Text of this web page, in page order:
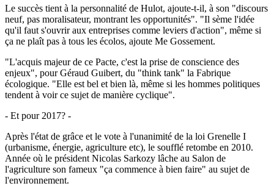
Le succès tient à la personnalité de Hulot, ajoute-t-il, à son "discours
neuf, pas moralisateur, montrant les opportunités". "Il sème l'idée
qu'il faut s'ouvrir aux entreprises comme leviers d'action", même si
ça ne plaît pas à tous les écolos, ajoute Me Gossement.
"L'acquis majeur de ce Pacte, c'est la prise de conscience des
enjeux", pour Géraud Guibert, du "think tank" la Fabrique
écologique. "Elle est bel et bien là, même si les hommes politiques
tendent à voir ce sujet de manière cyclique".
- Et pour 2017? -
Après l'état de grâce et le vote à l'unanimité de la loi Grenelle I
(urbanisme, énergie, agriculture etc), le soufflé retombe en 2010.
Année où le président Nicolas Sarkozy lâche au Salon de
l'agriculture son fameux "ça commence à bien faire" au sujet de
l'environnement.